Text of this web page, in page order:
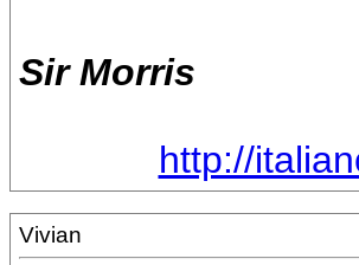
Sir Morris
http://
Vivian